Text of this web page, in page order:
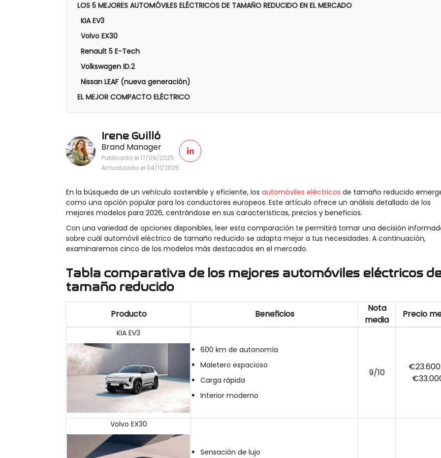
LOS 5 MEJORES AUTOMÓVILES ELÉCTRICOS DE TAMAÑO REDUCIDO EN EL MERCADO
KIA EV3
Volvo EX30
Renault 5 E-Tech
Volkswagen ID.2
Nissan LEAF (nueva generación)
EL MEJOR COMPACTO ELÉCTRICO
Irene Guilló
Brand Manager
Publicada el 17/09/2025
Actualizada el 04/11/2025
En la búsqueda de un vehículo sostenible y eficiente, los automóviles eléctricos de tamaño reducido
como una opción popular para los conductores europeos. Este artículo ofrece un análisis detallado de los
mejores modelos para 2026, centrándose en sus características, precios y beneficios.
Con una variedad de opciones disponibles, leer esta comparación te permitirá tomar una decisión
sobre cuál automóvil eléctrico de tamaño reducido se adapta mejor a tus necesidades. A continuación,
examinaremos cinco de los modelos más destacados en el mercado.
Tabla comparativa de los mejores automóviles eléctricos
tamaño reducido
Producto Beneficios
Nota
media
Precio
KIA EV3
600 km de autonomía
Maletero espacioso
Carga rápida
Interior moderno
9/10
Volvo EX30
Sensación de lujo